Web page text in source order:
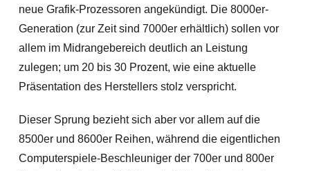
neue Grafik-Prozessoren angekündigt. Die 8000er-
Generation (zur Zeit sind 7000er erhältlich) sollen vor
allem im Midrangebereich deutlich an Leistung
zulegen; um 20 bis 30 Prozent, wie eine aktuelle
Präsentation des Herstellers stolz verspricht.
Dieser Sprung bezieht sich aber vor allem auf die
8500er und 8600er Reihen, während die eigentlichen
Computerspiele-Beschleuniger der 700er und 800er